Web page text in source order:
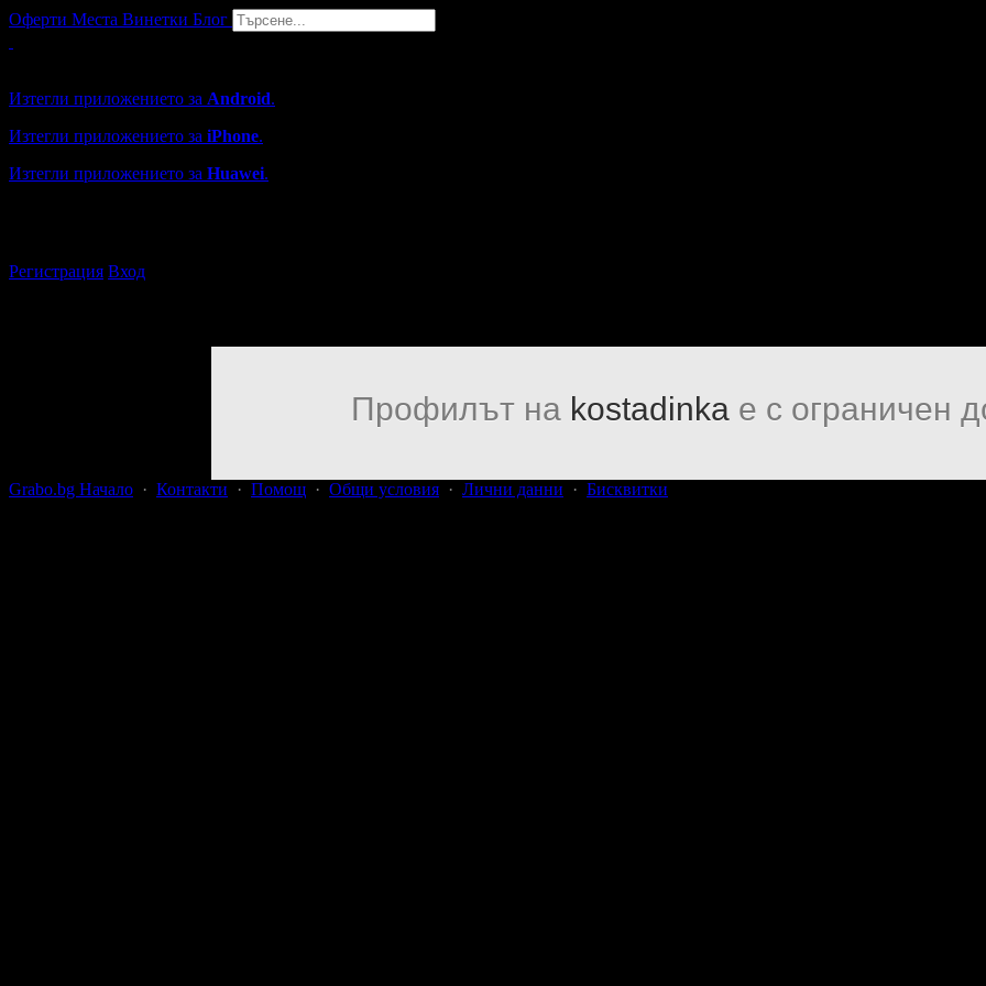
Оферти Места Винетки Блог
Изтегли приложението за Android.
Изтегли приложението за iPhone.
Изтегли приложението за Huawei.
Регистрация Вход
Профилът на kostadinka е с ограничен
Grabo.bg Начало · Контакти · Помощ · Общи условия · Лични данни · Бисквитки